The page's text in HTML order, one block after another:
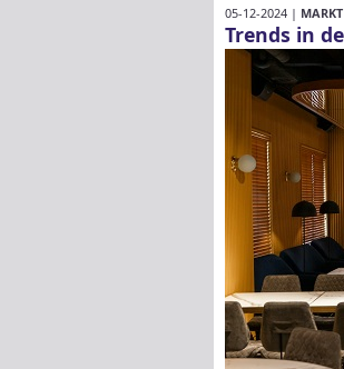
05-12-2024 |
Trends in